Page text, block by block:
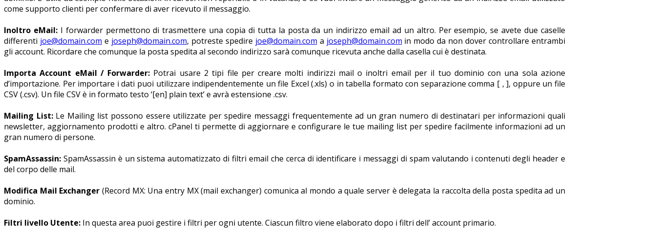
come supporto clienti per confermare di aver ricevuto il messaggio.
Inoltro eMail:I forwarder permettono di trasmettere una copia di tutta la posta da un indirizzo email ad un altro. Per esempio, se avete due caselle
differenti joe@domain.com e joseph@domain.com, potreste spedire joe@domain.com a joseph@domain.com in modo da non dover controllare entrambi
gli account. Ricordare che comunque la posta spedita al secondo indirizzo sarà comunque ricevuta anche dalla casella cui è destinata.
Importa Account eMail / Forwarder: Potrai usare 2 tipi file per creare molti indirizzi mail o inoltri email per il tuo dominio con una sola azione
d’importazione. Per importare i dati puoi utilizzare indipendentemente un file Excel (.xls) o in tabella formato con separazione comma [ , ], oppure un file
CSV (.csv). Un file CSV è in formato testo ‘[en] plain text’ e avrà estensione .csv.
Mailing List:Le Mailing list possono essere utilizzate per spedire messaggi frequentemente ad un gran numero di destinatari per informazioni quali
newsletter, aggiornamento prodotti e altro. cPanel ti permette di aggiornare e configurare le tue mailing list per spedire facilmente informazioni ad un
gran numero di persone.
SpamAssassin: SpamAssassin è un sistema automatizzato di filtri email che cerca di identificare i messaggi di spam valutando i contenuti degli header e
del corpo delle mail.
Modifica Mail Exchanger (Record MX: Una entry MX (mail exchanger) comunica al mondo a quale server è delegata la raccolta della posta spedita ad un
dominio.
Filtri livello Utente: In questa area puoi gestire i filtri per ogni utente. Ciascun filtro viene elaborato dopo i filtri dell’ account primario.